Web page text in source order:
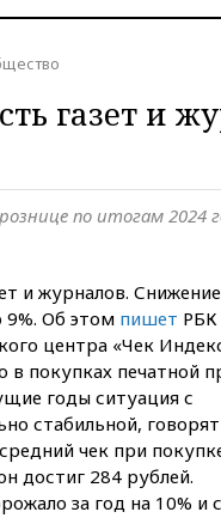
газет и
по итогам 2024
и журналов.
9%. Об этом пишет РБК
центра «Чек
покупках печатной
годы ситуация с
стабильной, говорят
чек при
достиг 284 рублей.
за год на 10% и